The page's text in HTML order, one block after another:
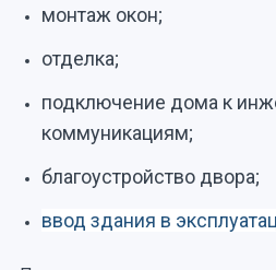
монтаж окон;
отделка;
подключение дома к
коммуникациям;
благоустройство двора;
ввод здания в